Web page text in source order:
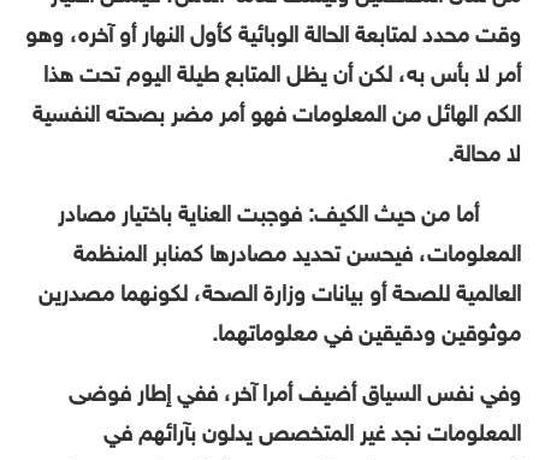
وقت محدد لمتابعة الحالة الوبائية كأول النهار أو آخره، وهو
أمر لا بأس به، لكن أن يظل المتابع طيلة اليوم تحت هذا
الكم الهائل من المعلومات فهو أمر مضر بصحته النفسية
لا محالة.
أما من حيث الكيف: فوجبت العناية باختيار مصادر
المعلومات، فيحسن تحديد مصادرها كمنابر المنظمة
العالمية للصحة أو بيانات وزارة الصحة، لكونهما مصدرين
موثوقين ودقيقين في معلوماتهما.
وفي نفس السياق أضيف أمرا آخر، ففي إطار فوضى
المعلومات نجد غير المتخصص يدلون بآرائهم في